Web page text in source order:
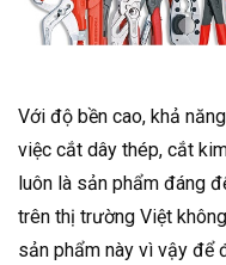
Với độ bền cao, khả
việc cắt dây thép, cắt
luôn là sản phẩm đáng
trên thị trường Việt
sản phẩm này vì vậy để